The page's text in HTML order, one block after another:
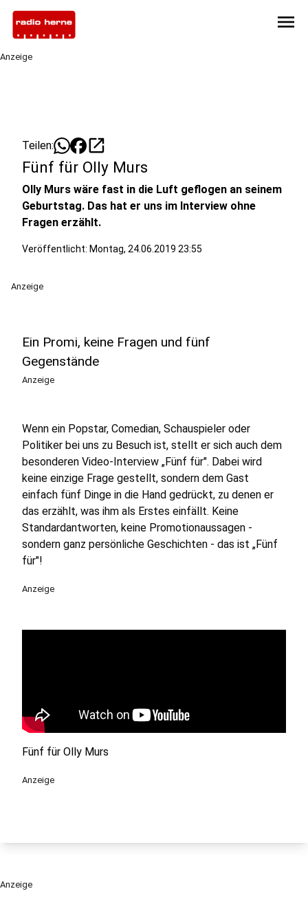
menu
Anzeige
Teilen: open_in_new
Fünf für Olly Murs
Olly Murs wäre fast in die Luft geflogen an seinem
Geburtstag. Das hat er uns im Interview ohne
Fragen erzählt.
Veröffentlicht: Montag, 24.06.2019 23:55
Anzeige
Ein Promi, keine Fragen und fünf
Gegenstände
Anzeige
Wenn ein Popstar, Comedian, Schauspieler oder
Politiker bei uns zu Besuch ist, stellt er sich auch dem
besonderen Video-Interview „Fünf für". Dabei wird
keine einzige Frage gestellt, sondern dem Gast
einfach fünf Dinge in die Hand gedrückt, zu denen er
das erzählt, was ihm als Erstes einfällt. Keine
Standardantworten, keine Promotionaussagen -
sondern ganz persönliche Geschichten - das ist „Fünf
für"!
Anzeige
Fünf für Olly Murs
Anzeige
Anzeige